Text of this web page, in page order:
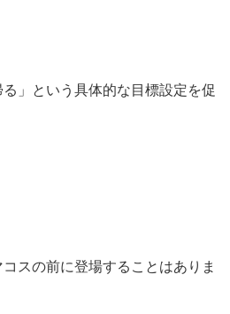
る」という具体的な目標設定を促
スの前に登場することはありま